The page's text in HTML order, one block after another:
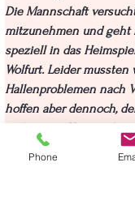
Die Mannschaft
mitzunehmen und
speziell in das
Wolfurt. Leider
Hallenproblemen nach
hoffen aber dennoch,
zu können. Uns wird
gesamte Kader zur
Phone